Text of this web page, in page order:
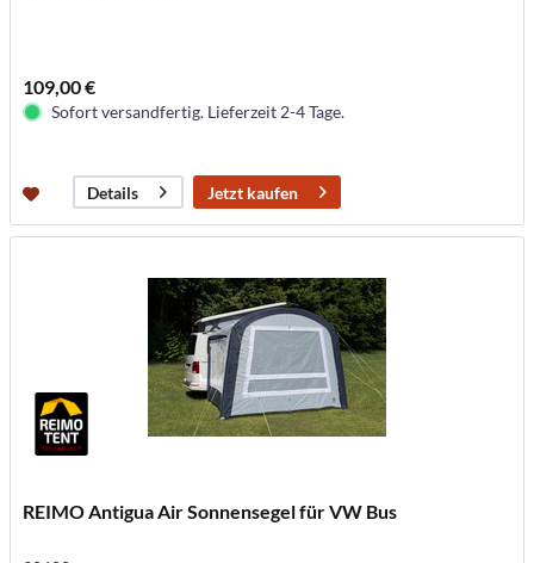
109,00 €
Sofort versandfertig. Lieferzeit 2-4 Tage.
Details Jetzt kaufen
REIMO Antigua Air Sonnensegel für VW Bus